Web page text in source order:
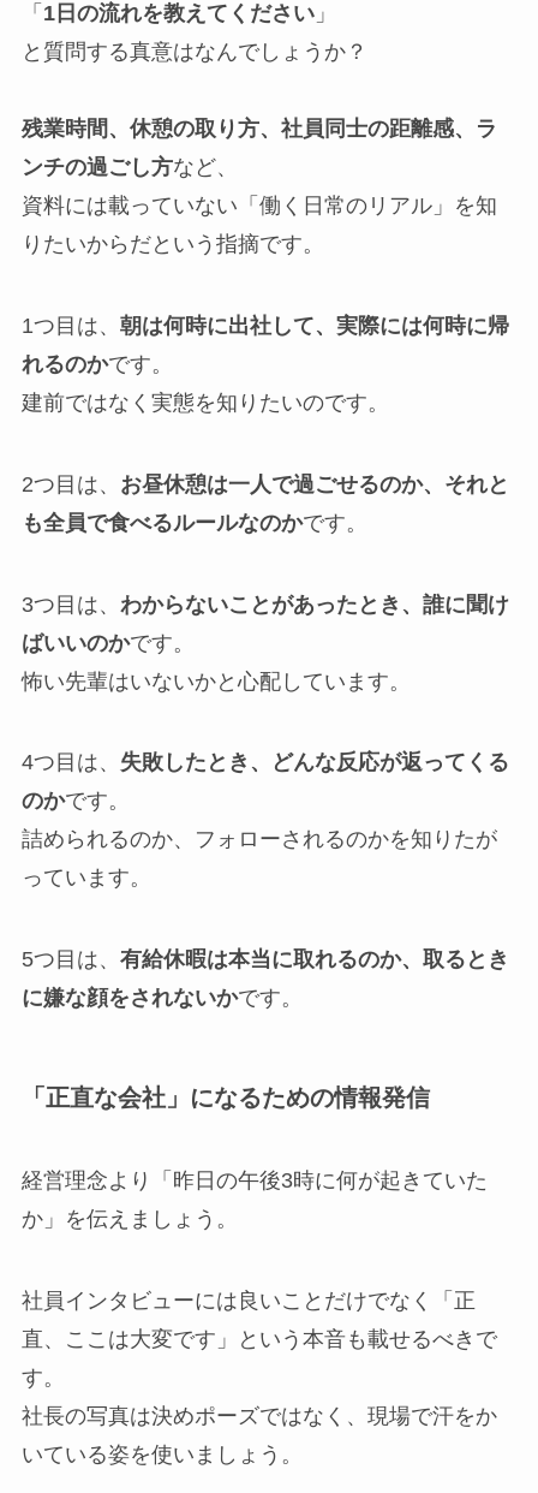
「 1日の流れを教えてください」
と質問する真意はなんでしょうか？
残業時間、休憩の取り方、社員同士の距離感、ラ
ンチの過ごし方など、
資料には載っていない「働く日常のリアル」を知
りたいからだという指摘です。
1つ目は、 朝は何時に出社して、実際には何時に帰
れるのかです。
建前ではなく実態を知りたいのです。
2つ目は、 お昼休憩は一人で過ごせるのか、それと
も全員で食べるルールなのかです。
3つ目は、 わからないことがあったとき、誰に聞け
ばいいのかです。
怖い先輩はいないかと心配しています。
4つ目は、 失敗したとき、どんな反応が返ってくる
のかです。
詰められるのか、フォローされるのかを知りたが
っています。
5つ目は、 有給休暇は本当に取れるのか、取るとき
に嫌な顔をされないかです。
「正直な会社」になるための情報発信
経営理念より「昨日の午後3時に何が起きていた
か」を伝えましょう。
社員インタビューには良いことだけでなく「正
直、ここは大変です」という本音も載せるべきで
す。
社長の写真は決めポーズではなく、現場で汗をか
いている姿を使いましょう。